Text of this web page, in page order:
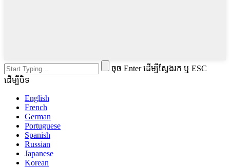
ចុច Enter ដើម្បីស្វែងរក ឬ ESC
ដើម្បីបិទ
English
French
German
Portuguese
Spanish
Russian
Japanese
Korean